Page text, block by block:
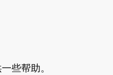
些帮助。